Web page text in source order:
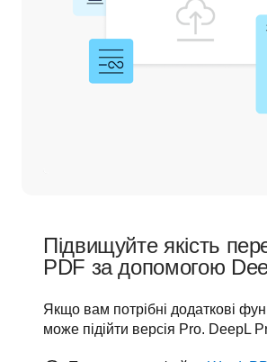
Підвищуйте якість
PDF за допомогою
Якщо вам потрібні додаткові
може підійти версія Pro. DeepL